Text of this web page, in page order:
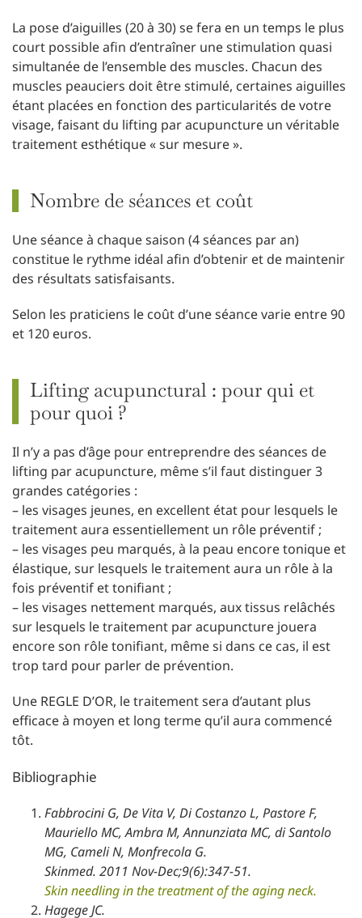
La pose d’aiguilles (20 à 30) se fera en un temps le plus
court possible afin d’entraîner une stimulation quasi
simultanée de l’ensemble des muscles. Chacun des
muscles peauciers doit être stimulé, certaines aiguilles
étant placées en fonction des particularités de votre
visage, faisant du lifting par acupuncture un véritable
traitement esthétique « sur mesure ».
Nombre de séances et coût
Une séance à chaque saison (4 séances par an)
constitue le rythme idéal afin d’obtenir et de maintenir
des résultats satisfaisants.
Selon les praticiens le coût d’une séance varie entre 90
et 120 euros.
Lifting acupunctural : pour qui et
pour quoi ?
Il n’y a pas d’âge pour entreprendre des séances de
lifting par acupuncture, même s’il faut distinguer 3
grandes catégories :
– les visages jeunes, en excellent état pour lesquels le
traitement aura essentiellement un rôle préventif ;
– les visages peu marqués, à la peau encore tonique et
élastique, sur lesquels le traitement aura un rôle à la
fois préventif et tonifiant ;
– les visages nettement marqués, aux tissus relâchés
sur lesquels le traitement par acupuncture jouera
encore son rôle tonifiant, même si dans ce cas, il est
trop tard pour parler de prévention.
Une REGLE D’OR, le traitement sera d’autant plus
efficace à moyen et long terme qu’il aura commencé
tôt.
Bibliographie
Fabbrocini G, De Vita V, Di Costanzo L, Pastore F,
Mauriello MC, Ambra M, Annunziata MC, di Santolo
MG, Cameli N, Monfrecola G.
Skinmed. 2011 Nov-Dec;9(6):347-51.
Skin needling in the treatment of the aging neck.
Hagege JC.